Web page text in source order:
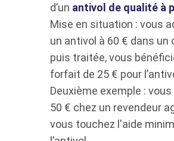
d’un antivol de qualité à
Mise en situation : vous
un antivol à 60 € dans
puis traitée, vous
forfait de 25 € pour
Deuxième exemple :
50 € chez un revendeur
vous touchez l'aide